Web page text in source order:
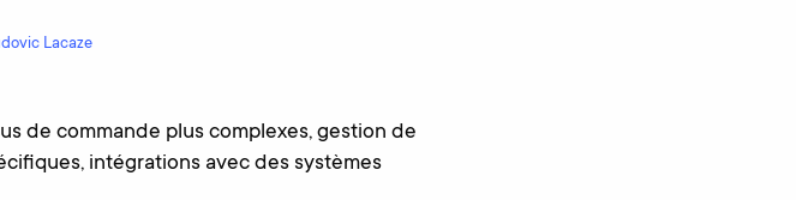
Lacaze
de commande plus complexes, gestion de
intégrations avec des systèmes